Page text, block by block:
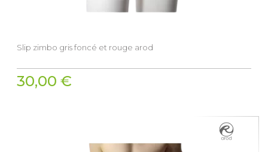
Slip zimbo gris foncé et rouge arod
30,00 €